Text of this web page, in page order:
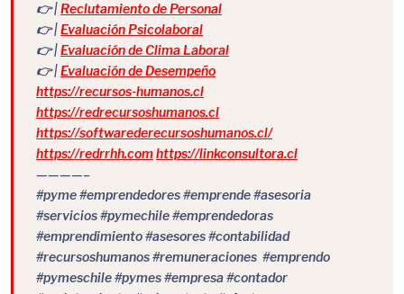
👉 |Reclutamiento de Personal
👉 |Evaluación Psicolaboral
👉 |Evaluación de Clima Laboral
👉 |Evaluación de Desempeño
https://recursos-humanos.cl
https://redrecursoshumanos.cl
https://softwarederecursoshumanos.cl/
https://redrrhh.comhttps://linkconsultora.cl
————–
#pyme #emprendedores #emprende #asesoria
#servicios #pymechile #emprendedoras
#emprendimiento #asesores #contabilidad
#recursoshumanos #remuneraciones #emprendo
#pymeschile #pymes #empresa #contador